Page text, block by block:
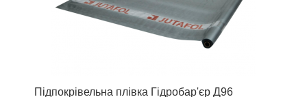
Підпокрівельна плівка Гідробар'єр Д96